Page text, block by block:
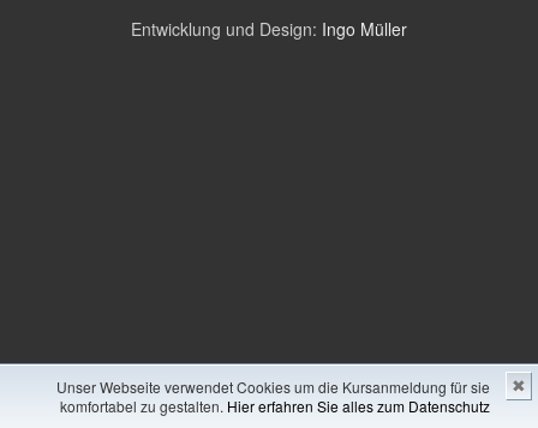
Entwicklung und Design: Ingo Müller
Unser Webseite verwendet Cookies um die Kursanmeldung für sie
komfortabel zu gestalten. Hier erfahren Sie alles zum Datenschutz
✖